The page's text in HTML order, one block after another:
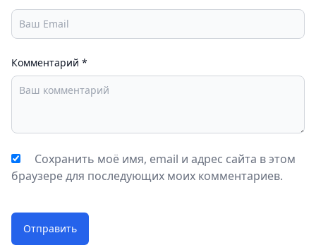
Комментарий *
Сохранить моё имя, email и адрес сайта в этом
браузере для последующих моих комментариев.
Отправить